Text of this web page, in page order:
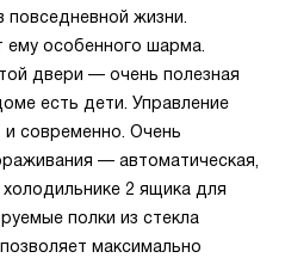
повседневной жизни.
особенного шарма.
двери — очень полезная
есть дети. Управление
современно. Очень
— автоматическая,
2 ящика для
полки из стекла
максимально